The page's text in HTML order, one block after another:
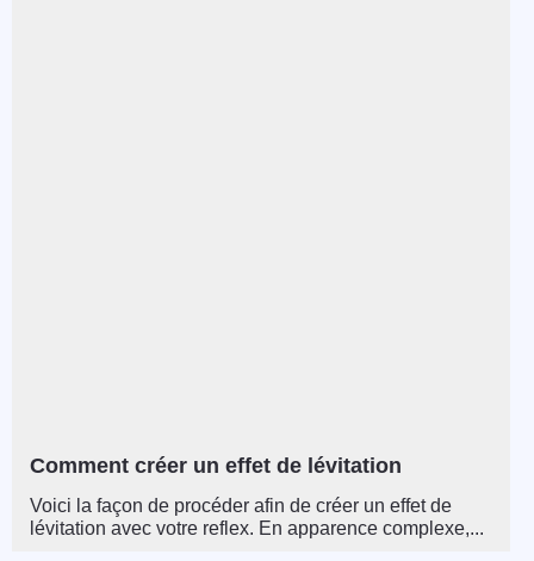
Comment créer un effet de lévitation
Voici la façon de procéder afin de créer un effet de
lévitation avec votre reflex. En apparence complexe,...